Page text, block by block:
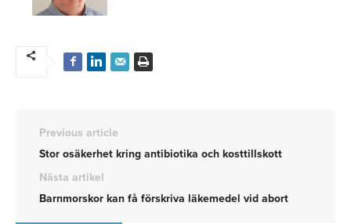
Previous article
Stor osäkerhet kring antibiotika och kosttillskott
Nästa artikel
Barnmorskor kan få förskriva läkemedel vid abort